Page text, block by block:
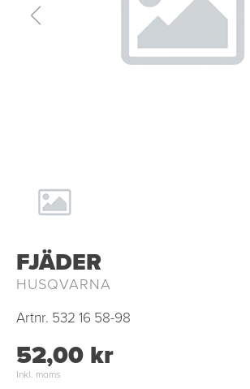
FJÄDER
HUSQVARNA
Artnr. 532 16 58-98
52,00 kr
Inkl. moms